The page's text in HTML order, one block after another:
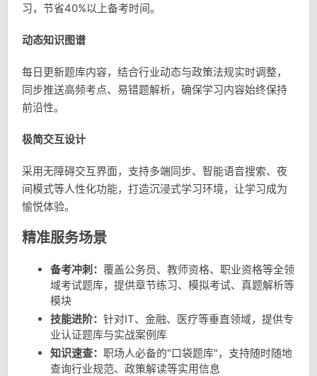
习，节省40%以上备考时间。
动态知识图谱
每日更新题库内容，结合行业动态与政策法规实时调整，
同步推送高频考点、易错题解析，确保学习内容始终保持
前沿性。
极简交互设计
采用无障碍交互界面，支持多端同步、智能语音搜索、夜
间模式等人性化功能，打造沉浸式学习环境，让学习成为
愉悦体验。
精准服务场景
备考冲刺： 覆盖公务员、教师资格、职业资格等全领
域考试题库，提供章节练习、模拟考试、真题解析等
模块
技能进阶： 针对IT、金融、医疗等垂直领域，提供专
业认证题库与实战案例库
知识速查： 职场人必备的"口袋题库"，支持随时随地
查询行业规范、政策解读等实用信息